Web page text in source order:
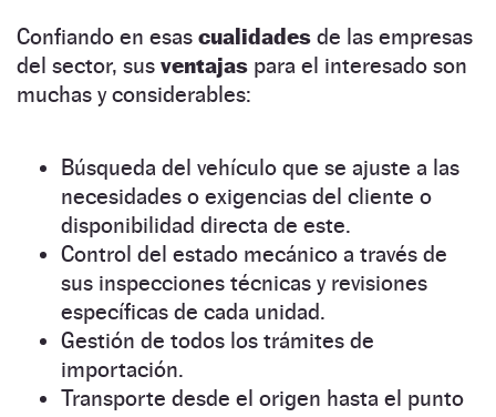
Confiando en esas cualidades de las empresas
del sector, sus ventajas para el interesado son
muchas y considerables:
Búsqueda del vehículo que se ajuste a las
necesidades o exigencias del cliente o
disponibilidad directa de este.
Control del estado mecánico a través de
sus inspecciones técnicas y revisiones
específicas de cada unidad.
Gestión de todos los trámites de
importación.
Transporte desde el origen hasta el punto